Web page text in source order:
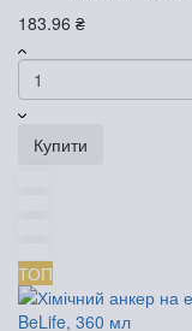
183.96 ₴
Купити
ТОП